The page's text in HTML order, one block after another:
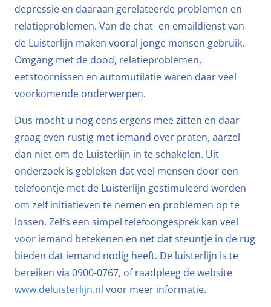
depressie en daaraan gerelateerde problemen en
relatieproblemen. Van de chat- en emaildienst van
de Luisterlijn maken vooral jonge mensen gebruik.
Omgang met de dood, relatieproblemen,
eetstoornissen en automutilatie waren daar veel
voorkomende onderwerpen.
Dus mocht u nog eens ergens mee zitten en daar
graag even rustig met iemand over praten, aarzel
dan niet om de Luisterlijn in te schakelen. Uit
onderzoek is gebleken dat veel mensen door een
telefoontje met de Luisterlijn gestimuleerd worden
om zelf initiatieven te nemen en problemen op te
lossen. Zelfs een simpel telefoongesprek kan veel
voor iemand betekenen en net dat steuntje in de rug
bieden dat iemand nodig heeft. De luisterlijn is te
bereiken via 0900-0767, of raadpleeg de website
www.deluisterlijn.nl voor meer informatie.